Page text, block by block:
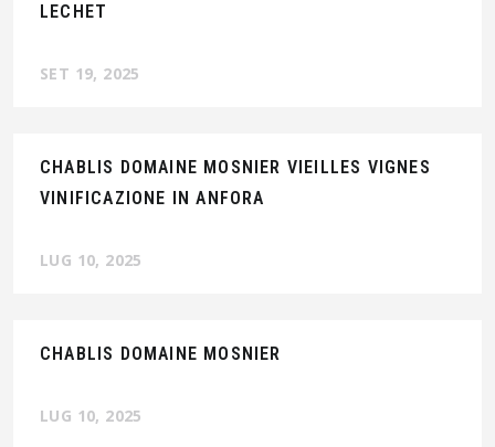
LECHET
SET 19, 2025
CHABLIS DOMAINE MOSNIER VIEILLES VIGNES
VINIFICAZIONE IN ANFORA
LUG 10, 2025
CHABLIS DOMAINE MOSNIER
LUG 10, 2025